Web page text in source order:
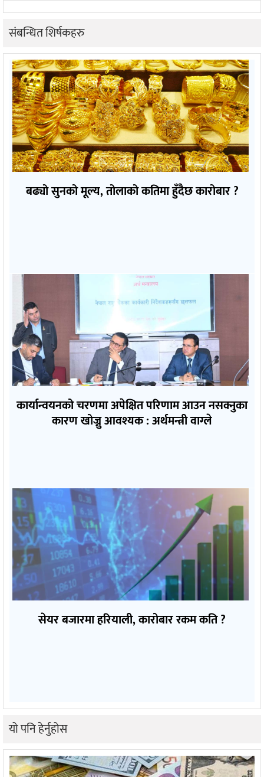
संबन्धित शिर्षकहरु
बढ्यो सुनको मूल्य, तोलाको कतिमा हुँदैछ कारोबार ?
कार्यान्वयनको चरणमा अपेक्षित परिणाम आउन नसक्नुका
कारण खोज्नु आवश्यक : अर्थमन्त्री वाग्ले
सेयर बजारमा हरियाली, कारोबार रकम कति ?
यो पनि हेर्नुहोस